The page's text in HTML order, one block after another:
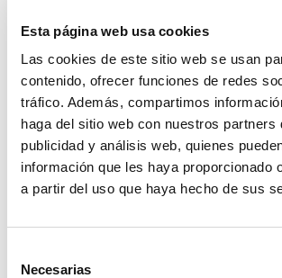
Esta página web usa cookies
Las cookies de este sitio web se usan
contenido, ofrecer funciones de redes
tráfico. Además, compartimos
haga del sitio web con nuestros partners
publicidad y análisis web, quienes
información que les haya proporcionado
a partir del uso que haya hecho de sus
Necesarias
BEQUINOR Reúne En La Torre
Administraciones En Su Encuentro
Sostenibilidad De La